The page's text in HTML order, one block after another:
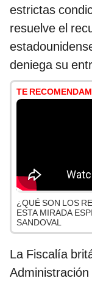
estrictas
resuelve el
deniega su
TE
¿QUÉ SON LOS
ESTA MIRADA
SANDOVAL
La Fiscalía
Administración